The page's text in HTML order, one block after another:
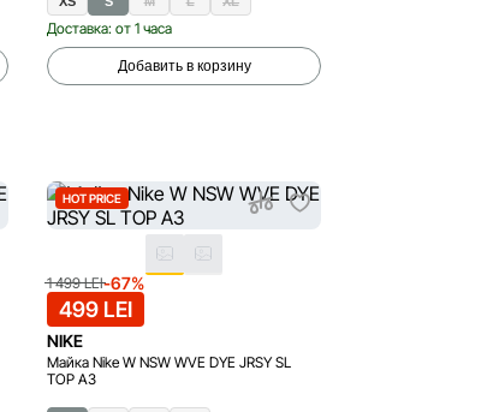
Доставка: от 1 часа
Добавить в корзину
HOT PRICE
1 499 LEI-67%
499 LEI
NIKE
Майка Nike W NSW WVE DYE JRSY SL
TOP A3